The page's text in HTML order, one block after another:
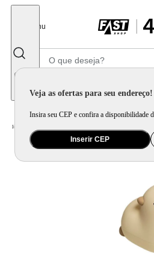
Menu
Veja as ofertas para seu endereço!
Insira seu CEP e confira a disponibilidade
Inserir CEP
Home